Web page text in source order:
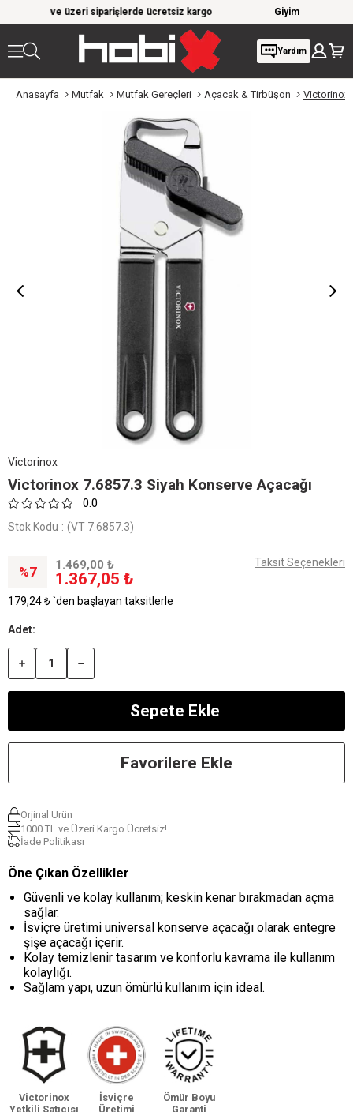
ücretsiz kargo Giyim Ürünlerinde %20'ye Varan İndirim!
Yardım
Anasayfa Mutfak Mutfak Gereçleri Açacak & Tirbüşon Victorinox
Victorinox
Victorinox 7.6857.3 Siyah Konserve Açacağı
0.0
Stok Kodu (VT 7.6857.3)
7 1.469,00 ₺
1.367,05 ₺
Taksit Seçenekleri
179,24 ₺`den başlayan taksitlerle
Favorilere Ekle
Orjinal Ürün
1000 TL ve Üzeri Kargo Ücretsiz!
İade Politikası
Öne Çıkan Özellikler
Güvenli ve kolay kullanım; keskin kenar bırakmadan açma
sağlar.
İsviçre üretimi universal konserve açacağı olarak entegre
şişe açacağı içerir.
Kolay temizlenir tasarım ve konforlu kavrama ile kullanım
kolaylığı.
Sağlam yapı, uzun ömürlü kullanım için ideal.
Victorinox
Yetkili Satıcısı
İsviçre
Üretimi
Ömür Boyu
Garanti